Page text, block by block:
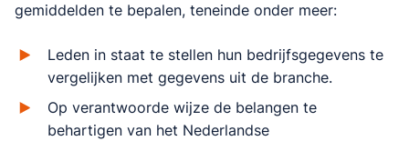
gemiddelden te bepalen, teneinde onder meer:
Leden in staat te stellen hun bedrijfsgegevens te
vergelijken met gegevens uit de branche.
Op verantwoorde wijze de belangen te
behartigen van het Nederlandse